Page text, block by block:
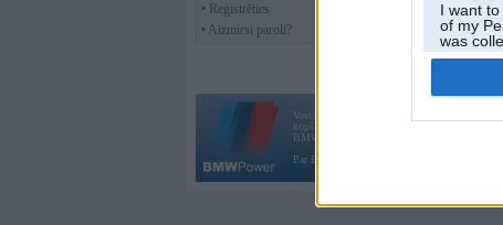
I want
of my
was
Opted
• Reģistrēties
• Aizmirsi paroli?
Vortāls BMWPower.lv darbojas
kopš 2002. gada 14. maija. Tas nav auto klubs
BMW AG.
Par BMWPower